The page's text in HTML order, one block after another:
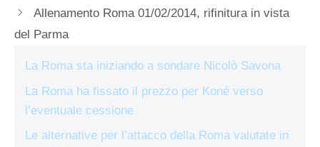
Allenamento Roma 01/02/2014, rifinitura in vista
del Parma
La Roma sta iniziando a sondare Nicolò Savona
La Roma ha fissato il prezzo per Koné verso
l’eventuale cessione
Le alternative per l’attacco della Roma valutate in